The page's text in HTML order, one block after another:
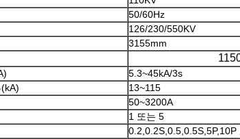
50/60Hz
126/230/550KV
3155mm
5.3~45kA/3s
13~115
50~3200A
1 또는 5
0.2,0.2S,0.5,0.5S,5P,10P